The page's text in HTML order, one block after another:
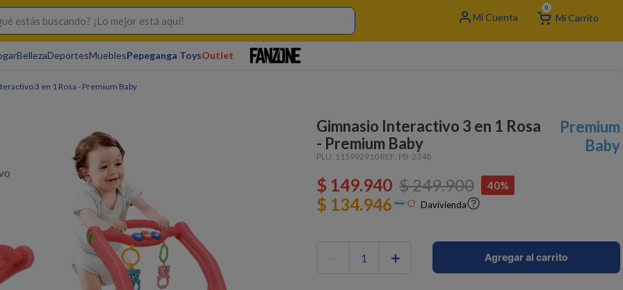
buscando? ¡Lo mejor está aquí! 0
BellezaDeportesMueblesPepeganga ToysOutlet
3 en 1 Rosa - Premium Baby
Gimnasio Interactivo 3 en 1 Rosa
- Premium Baby
PLU: 115992910 REF: PB-2348
Premium
Baby
$ 149.940 $249.900 40%
$ 134.946 Davivienda
＋ Agregar al carrito